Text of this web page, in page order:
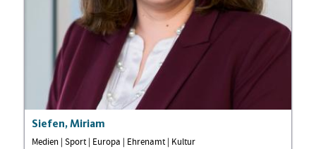
Siefen, Miriam
Medien | Sport | Europa | Ehrenamt | Kultur